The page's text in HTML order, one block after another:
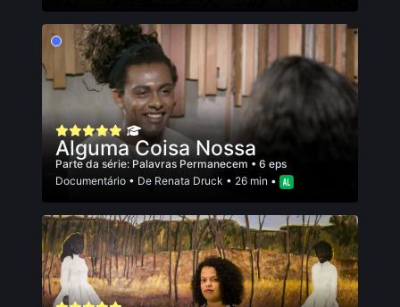
Alguma Coisa Nossa
Parte da série: Palavras Permanecem • 6 eps
Documentário • De Renata Druck • 26 min •